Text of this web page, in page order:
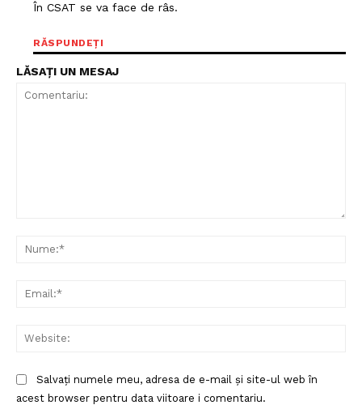
Un proiect
FREEDOM HOUSE ROMÂNIA
Rețea
În CSAT se va face de râs.
RĂSPUNDEȚI
LĂSAȚI UN MESAJ
Salvați numele meu, adresa de e-mail și site-ul web în
acest browser pentru data viitoare i comentariu.